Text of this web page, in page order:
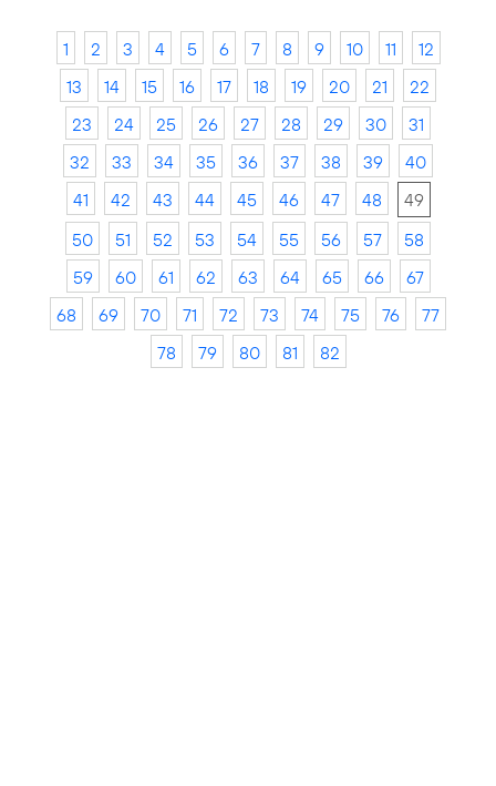
1 2 3 4 5 6 7 8 9 10 11
12
13
14 15 16 17 18 19 20 21
22
23
24 25 26 27 28 29 30
31
32
33 34 35 36 37 38 39
40
41
42 43 44 45 46 47 48
49
50
51 52 53 54 55 56 57
58
59
60 61 62 63 64 65 66
67
68
69 70 71 72 73 74 75 76
77
78
79 80 81 82